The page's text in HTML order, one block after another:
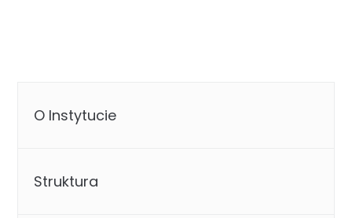
O Instytucie
Struktura